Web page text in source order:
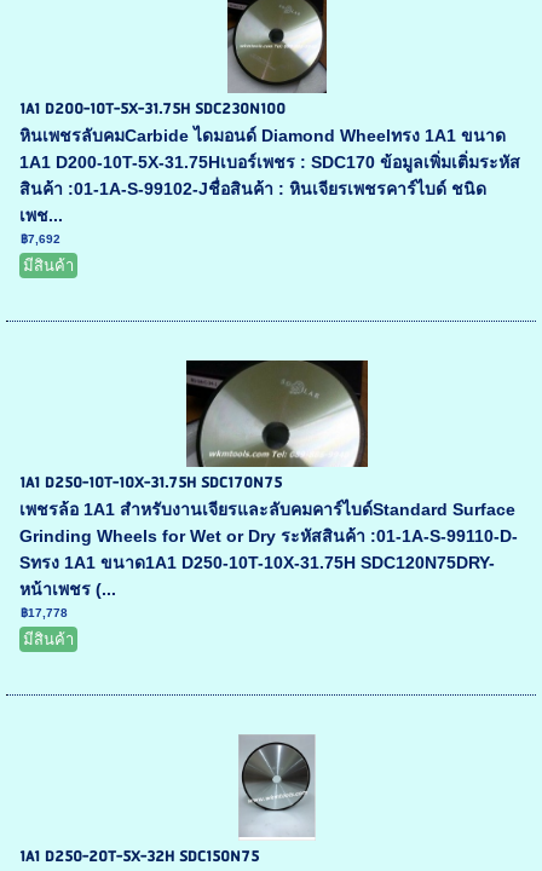
1A1 D200-10T-5X-31.75H SDC230N100
หินเพชรลับคมCarbide ไดมอนด์ Diamond Wheelทรง 1A1 ขนาด
1A1 D200-10T-5X-31.75Hเบอร์เพชร : SDC170 ข้อมูลเพิ่มเติ่มระหัส
สินค้า :01-1A-S-99102-Jชื่อสินค้า : หินเจียรเพชรคาร์ไบด์ ชนิด
เพช...
฿7,692
มีสินค้า
1A1 D250-10T-10X-31.75H SDC170N75
เพชรล้อ 1A1 สำหรับงานเจียรและลับคมคาร์ไบด์Standard Surface
Grinding Wheels for Wet or Dry ระหัสสินค้า :01-1A-S-99110-D-
Sทรง 1A1 ขนาด1A1 D250-10T-10X-31.75H SDC120N75DRY-
หน้าเพชร (...
฿17,778
มีสินค้า
1A1 D250-20T-5X-32H SDC150N75